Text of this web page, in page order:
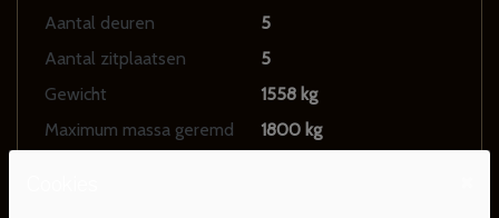
Aantal deuren
5
Aantal zitplaatsen
5
Gewicht
1558 kg
Maximum massa geremd
1800 kg